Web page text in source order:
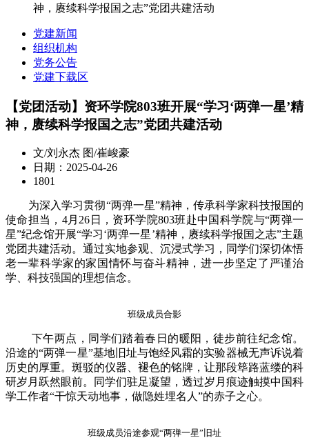
神，赓续科学报国之志”党团共建活动
党建新闻
组织机构
党务公告
党建下载区
【党团活动】资环学院803班开展“学习‘两弹一星’精
神，赓续科学报国之志”党团共建活动
文/刘永杰 图/崔峻豪
日期：2025-04-26
1801
为深入学习贯彻“两弹一星”精神，传承科学家科技报国的
使命担当，4月26日，资环学院803班赴中国科学院与“两弹一
星”纪念馆开展“学习‘两弹一星’精神，赓续科学报国之志”主题
党团共建活动。通过实地参观、沉浸式学习，同学们深切体悟
老一辈科学家的家国情怀与奋斗精神，进一步坚定了严谨治
学、科技强国的理想信念。
班级成员合影
下午两点，同学们踏着春日的暖阳，徒步前往纪念馆。
沿途的“两弹一星”基地旧址与饱经风霜的实验器械无声诉说着
历史的厚重。斑驳的仪器、褪色的铭牌，让那段筚路蓝缕的科
研岁月跃然眼前。同学们驻足凝望，透过岁月痕迹触摸中国科
学工作者“干惊天动地事，做隐姓埋名人”的赤子之心。
班级成员沿途参观“两弹一星”旧址